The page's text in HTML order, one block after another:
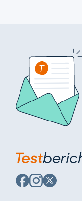
Auf
Facebook
Auf
Instagram
Auf
X